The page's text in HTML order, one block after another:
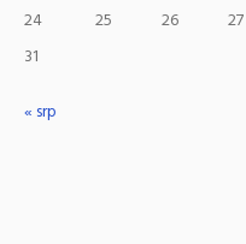
24
25 26 27
31
« srp